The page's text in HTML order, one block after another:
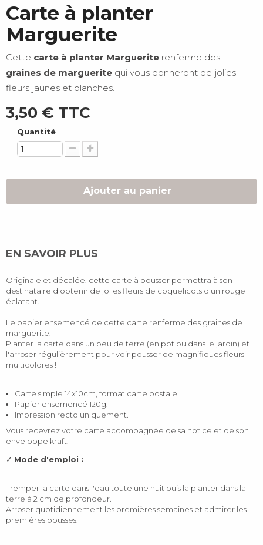
Carte à planter
Marguerite
Cette carte à planter Marguerite renferme des
graines de marguerite qui vous donneront de jolies
fleurs jaunes et blanches.
3,50 € TTC
Quantité
Ajouter au panier
EN SAVOIR PLUS
Originale et décalée, cette carte à pousser permettra à son
destinataire d'obtenir de jolies fleurs de coquelicots d'un rouge
éclatant.
Le papier ensemencé de cette carte renferme des graines de
marguerite.
Planter la carte dans un peu de terre (en pot ou dans le jardin) et
l'arroser régulièrement pour voir pousser de magnifiques fleurs
multicolores !
Carte simple 14x10cm, format carte postale.
Papier ensemencé 120g.
Impression recto uniquement.
Vous recevrez votre carte accompagnée de sa notice et de son
enveloppe kraft.
✓ Mode d'emploi :
Tremper la carte dans l'eau toute une nuit puis la planter dans la
terre à 2 cm de profondeur.
Arroser quotidiennement les premières semaines et admirer les
premières pousses.